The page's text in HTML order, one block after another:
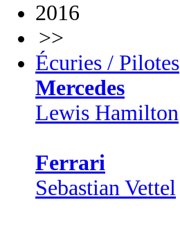
2016
>>
Écuries / Pilotes
Mercedes
Lewis Hamilton
Ferrari
Sebastian Vettel